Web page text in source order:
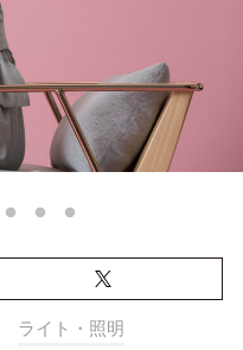
ライト・照明